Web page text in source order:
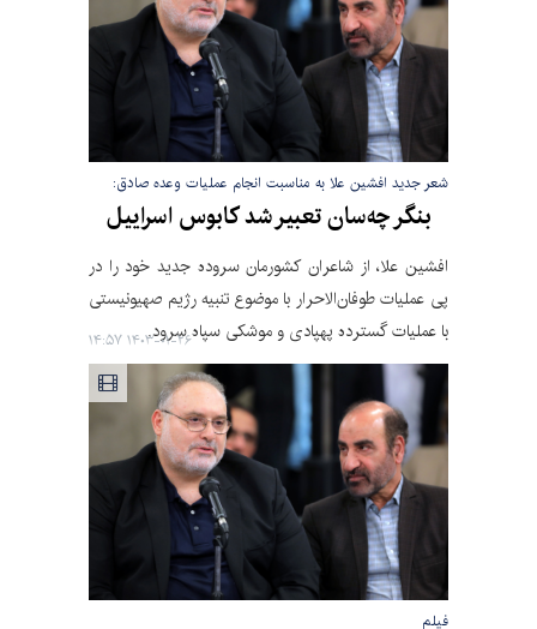
شعر جدید افشین علا به مناسبت انجام عملیات وعده صادق:
بنگر چه‌سان تعبیر شد کابوس اسراییل
افشین علا، از شاعران کشورمان سروده جدید خود را در
پی عملیات طوفان‌الاحرار با موضوع تنبیه رژیم صهیونیستی
با عملیات گسترده پهپادی و موشکی سپاه سرود.
۱۴۰۳-۰۱-۲۶ ۱۴:۵۷
فیلم